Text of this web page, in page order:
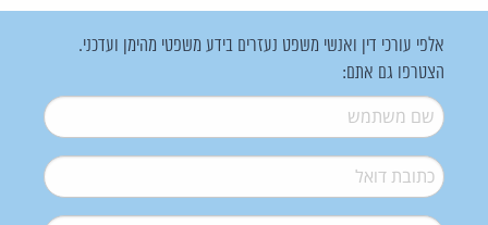
אלפי עורכי דין ואנשי משפט נעזרים בידע משפטי מהימן ועדכני.
הצטרפו גם אתם:
שם משתמש*
דואל*